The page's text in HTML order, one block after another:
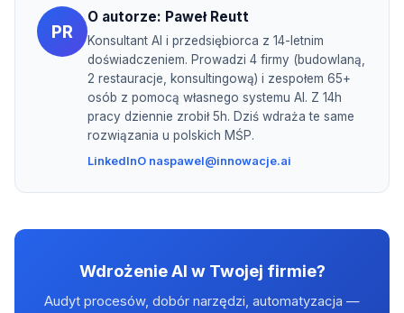
PR
O autorze: Paweł Reutt
Konsultant AI i przedsiębiorca z 14-letnim
doświadczeniem. Prowadzi 4 firmy (budowlaną,
2 restauracje, konsultingową) i zespołem 65+
osób z pomocą własnego systemu AI. Z 14h
pracy dziennie zrobił 5h. Dziś wdraża te same
rozwiązania u polskich MŚP.
LinkedInO naspawel@innowacje.ai
Wdrożenie AI w Twojej firmie?
Audyt procesów, dobór narzędzi, automatyzacja —